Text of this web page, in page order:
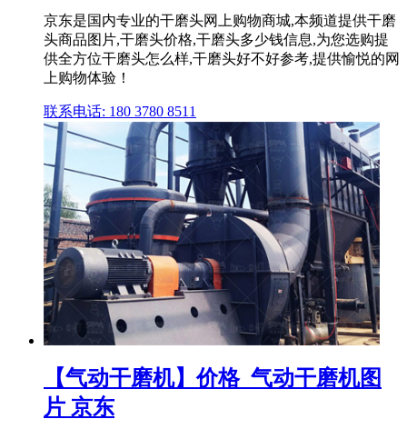
京东是国内专业的干磨头网上购物商城,本频道提供干磨
头商品图片,干磨头价格,干磨头多少钱信息,为您选购提
供全方位干磨头怎么样,干磨头好不好参考,提供愉悦的网
上购物体验！
联系电话: 180 3780 8511
【气动干磨机】价格_气动干磨机图
片 京东